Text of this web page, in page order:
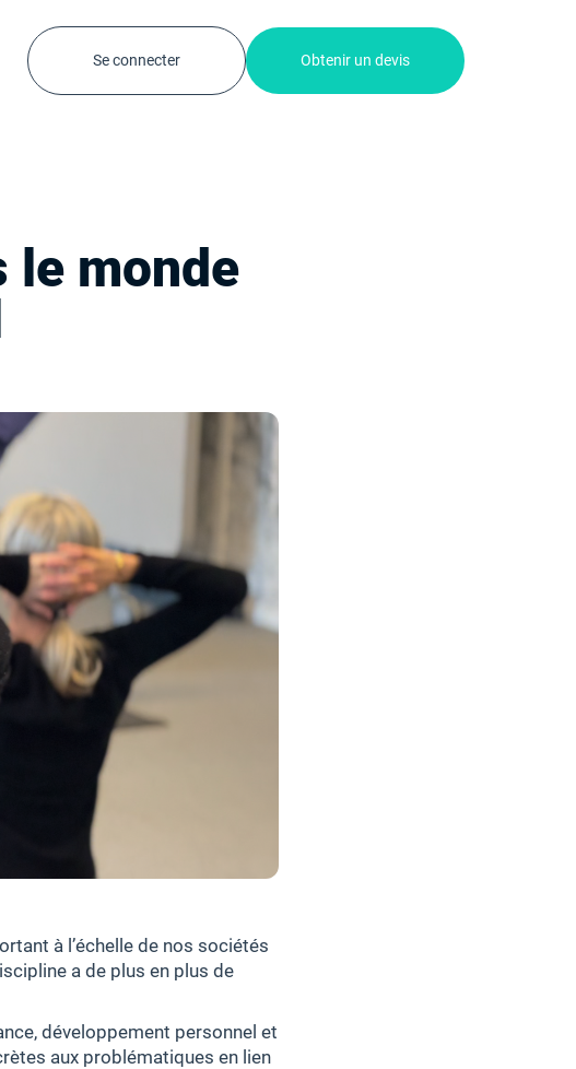
Se connecter Obtenir un devis
le monde
à l’échelle de nos sociétés
a de plus en plus de
développement personnel et
aux problématiques en lien